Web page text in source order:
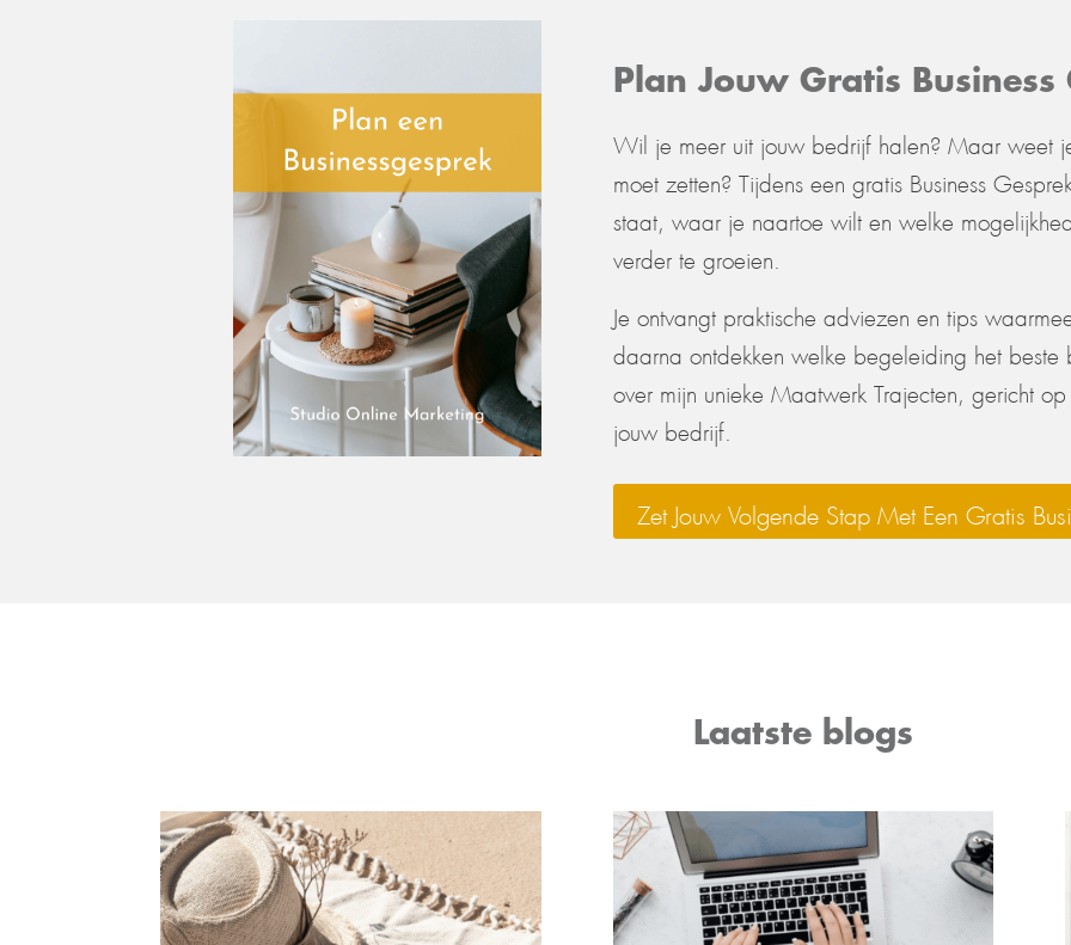
Plan Jouw Gratis Business
Wil je meer uit jouw bedrijf halen? Maar weet
moet zetten? Tijdens een gratis Business
staat, waar je naartoe wilt en welke
verder te groeien.
Je ontvangt praktische adviezen en tips
daarna ontdekken welke begeleiding het beste
over mijn unieke Maatwerk Trajecten, gericht
jouw bedrijf.
Zet Jouw Volgende Stap Met Een Gratis
Laatste blogs